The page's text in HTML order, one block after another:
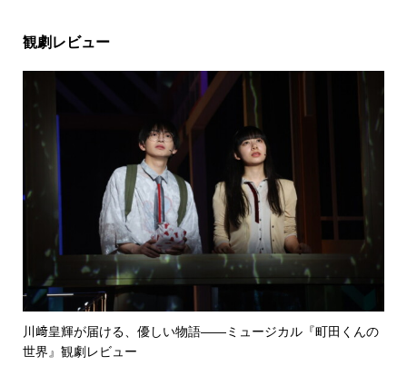
観劇レビュー
川﨑皇輝が届ける、優しい物語――ミュージカル『町田くんの
世界』観劇レビュー